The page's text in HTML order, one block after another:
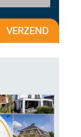
VERZEND